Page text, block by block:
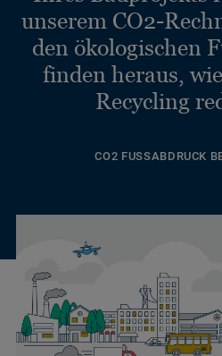
unserem CO2-
den ökologischen
finden heraus,
Recycling
CO2 FUSSABDRUCK